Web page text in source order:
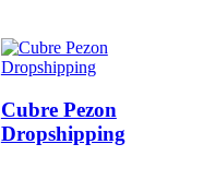
Cubre Pezon
Dropshipping